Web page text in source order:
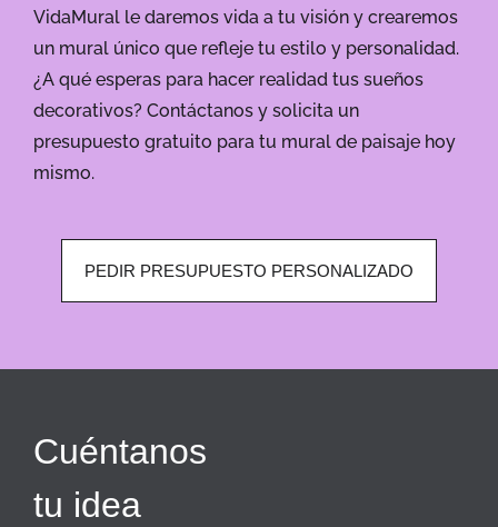
VidaMural le daremos vida a tu visión y crearemos
un mural único que refleje tu estilo y personalidad.
¿A qué esperas para hacer realidad tus sueños
decorativos? Contáctanos y solicita un
presupuesto gratuito para tu mural de paisaje hoy
mismo.
PEDIR PRESUPUESTO PERSONALIZADO
Cuéntanos
tu idea